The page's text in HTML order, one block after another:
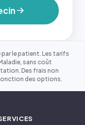
le patient. Les tarifs
sans coût
Des frais non
des options.